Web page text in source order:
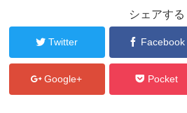
シェアする
Twitter Facebook
Google+ Pocket